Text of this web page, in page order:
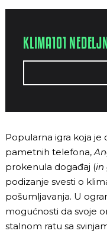
KLIMA101
Popularna igra koja je
pametnih telefona,
prokenula događaj (in
podizanje svesti o
pošumljavanja. U
mogućnosti da svoje
stalnom ratu sa